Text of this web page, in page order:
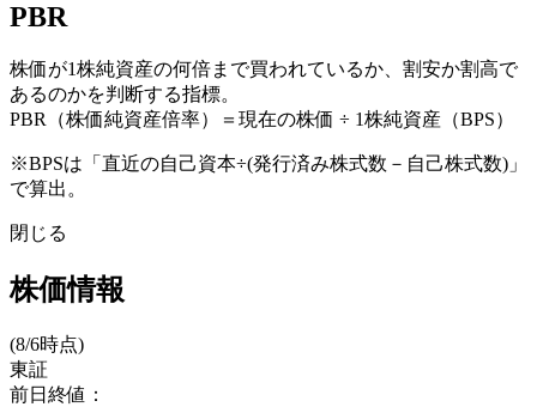
PBR
株価が1株純資産の何倍まで買われているか、割安か割高で
あるのかを判断する指標。
PBR（株価純資産倍率）＝現在の株価 ÷ 1株純資産（BPS）
※BPSは「直近の自己資本÷(発行済み株式数－自己株式数)」
で算出。
閉じる
株価情報
(8/6時点)
東証
前日終値：